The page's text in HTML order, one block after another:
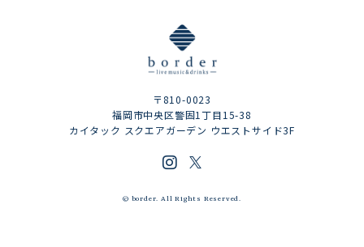
〒810-0023
福岡市中央区警固1丁目15-38
カイタック スクエアガーデン ウエストサイド3F
© border. All Rights Reserved.